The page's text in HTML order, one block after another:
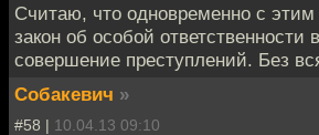
Считаю, что одновременно с
закон об особой
совершение преступлений. Без
Собакевич »
#58 | 10.04.13 09:10